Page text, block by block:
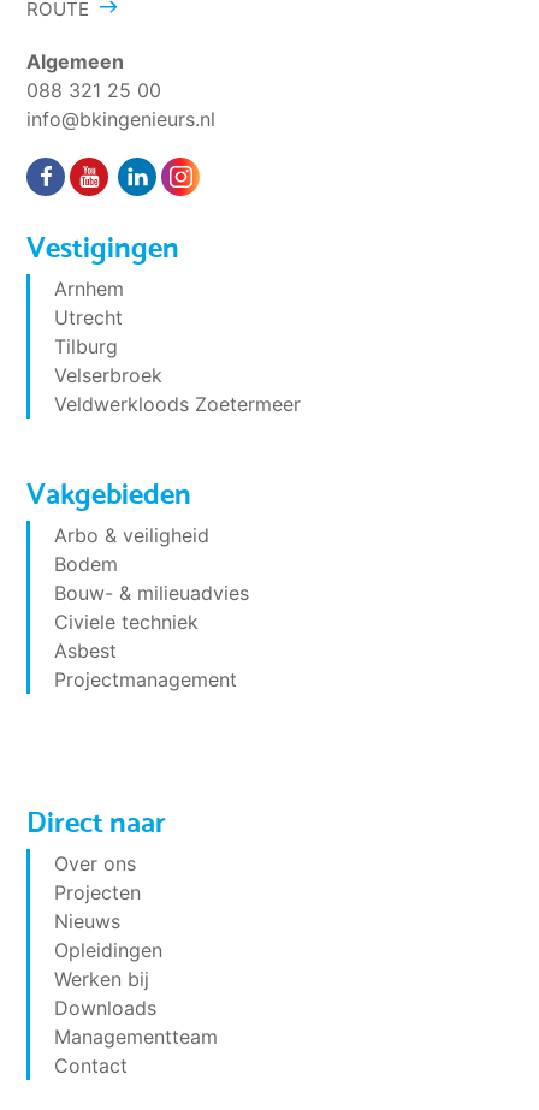
ROUTE
Algemeen
088 321 25 00
info@bkingenieurs.nl
Vestigingen
Arnhem
Utrecht
Tilburg
Velserbroek
Veldwerkloods Zoetermeer
Vakgebieden
Arbo & veiligheid
Bodem
Bouw- & milieuadvies
Civiele techniek
Asbest
Projectmanagement
Direct naar
Over ons
Projecten
Nieuws
Opleidingen
Werken bij
Downloads
Managementteam
Contact